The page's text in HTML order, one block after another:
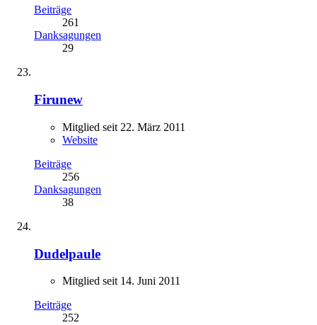
Beiträge
261
Danksagungen
29
Firunew
Mitglied seit 22. März 2011
Website
Beiträge
256
Danksagungen
38
Dudelpaule
Mitglied seit 14. Juni 2011
Beiträge
252